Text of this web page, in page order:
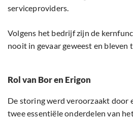
serviceproviders.
Volgens het bedrijf zijn de
nooit in gevaar geweest en bleven
Rol van Bor en Erigon
De storing werd veroorzaakt door
twee essentiële onderdelen van